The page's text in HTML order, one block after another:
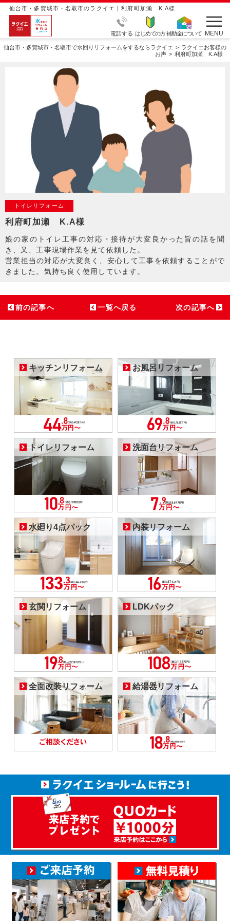
仙台市・多賀城市・名取市のラクイエ | 利府町加瀬 K.A様
電話する はじめての方補助金について MENU
仙台市・多賀城市・名取市で水回りリフォームをするならラクイエ
ラクイエお客様の
お声
利府町加瀬 K.A様
トイレリフォーム
利府町加瀬 K.A様
娘の家のトイレ工事の対応・接待が大変良かった旨の話を聞
き、又、工事現場作業を見て依頼した。
営業担当の対応が大変良く、安心して工事を依頼することがで
きました。気持ち良く使用しています。
前の記事へ 一覧へ戻る 次の記事へ
キッチンリフォーム お風呂リフォーム
トイレリフォーム 洗面台リフォーム
水廻り4点パック 内装リフォーム
玄関リフォーム LDKパック
全面改装リフォーム 給湯器リフォーム